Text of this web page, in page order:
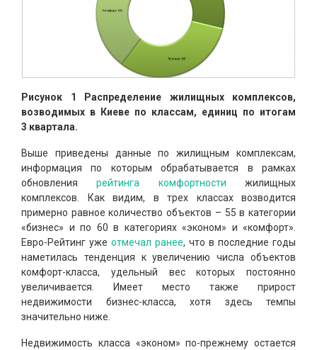
Рисунок 1 Распределение жилищных комплексов,
возводимых в Киеве по классам, единиц по итогам
3 квартала.
Выше приведены данные по жилищным комплексам,
информация по которым обрабатывается в рамках
обновлениярейтинга комфортности жилищных
комплексов. Как видим, в трех классах возводится
примерно равное количество объектов – 55 в категории
«бизнес» и по 60 в категориях «эконом» и «комфорт».
Евро-Рейтинг уже отмечал ранее, что в последние годы
наметилась тенденция к увеличению числа объектов
комфорт-класса, удельный вес которых постоянно
увеличивается. Имеет место также прирост
недвижимости бизнес-класса, хотя здесь темпы
значительно ниже.
Недвижимость класса «эконом» по-прежнему остается